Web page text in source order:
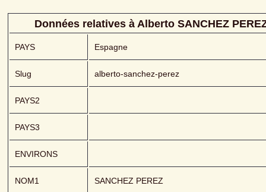
Données relatives à Alberto SANCHEZ
PAYS Espagne
Slug alberto-sanchez-perez
PAYS2
PAYS3
ENVIRONS
NOM1 SANCHEZ PEREZ